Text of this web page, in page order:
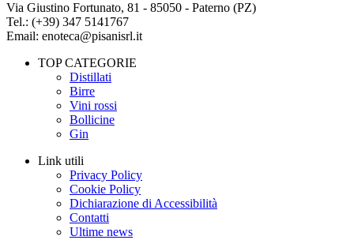
Via Giustino Fortunato, 81 - 85050 - Paterno (PZ)
Tel.: (+39) 347 5141767
Email: enoteca@pisanisrl.it
TOP CATEGORIE
Distillati
Birre
Vini rossi
Bollicine
Gin
Link utili
Privacy Policy
Cookie Policy
Dichiarazione di Accessibilità
Contatti
Ultime news